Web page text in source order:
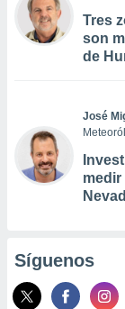
Tres
son
de
José
medir
Síguenos